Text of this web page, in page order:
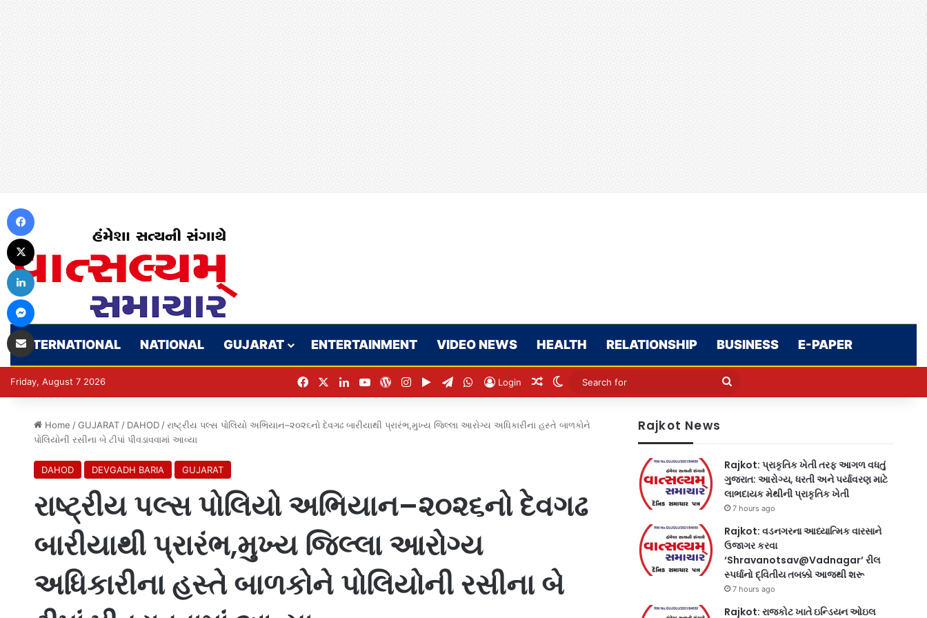
INTERNATIONAL NATIONAL GUJARAT ENTERTAINMENT VIDEO NEWS HEALTH RELATIONSHIP BUSINESS E-PAPER
Friday, August 7 2026 FacebookLinkedInYouTubeWordPress
Instagram
Google Play
Telegram
WhatsApp
Login Random Article
Switch skin
Search
Home / GUJARAT / DAHOD / રાષ્ટ્રીય પલ્સ પોલિયો અભિયાન–૨૦૨૬નો દેવગઢ બારીયાથી પ્રારંભ,મુખ્ય જિલ્લા આરોગ્ય અધિકારીના હસ્તે બાળકોને
પોલિયોની રસીના બે ટીપાં પીવડાવવામાં આવ્યા
DAHOD DEVGADH BARIA GUJARAT
રાષ્ટ્રીય પલ્સ પોલિયો અભિયાન–૨૦૨૬નો દેવગઢ
બારીયાથી પ્રારંભ,મુખ્ય જિલ્લા આરોગ્ય
અધિકારીના હસ્તે બાળકોને પોલિયોની રસીના બે
Rajkot News
Rajkot: પ્રાકૃતિક ખેતી તરફ આગળ વધતું
ગુજરાત: આરોગ્ય, ધરતી અને પર્યાવરણ માટે
લાભદાયક મેથીની પ્રાકૃતિક ખેતી
7 hours ago
Rajkot: વડનગરના આધ્યાત્મિક વારસાને
ઉજાગર કરવા
‘Shravanotsav@Vadnagar’ રીલ
સ્પર્ધાનો દ્વિતીય તબક્કો આજથી શરૂ
7 hours ago
Rajkot: રાજકોટ ખાતે ઇન્ડિયન ઓઇલ
LinkedIn